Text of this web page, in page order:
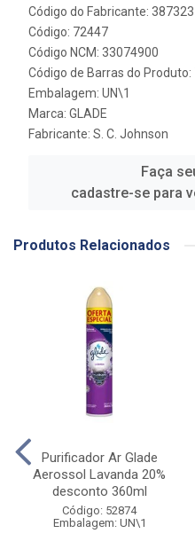
Código do Fabricante: 387323
Código: 72447
Código NCM: 33074900
Código de Barras do
Embalagem: UN\1
Marca: GLADE
Fabricante: S. C. Johnson
Faça
cadastre-se para
Produtos Relacionados
Purificador Ar Glade
Aerossol Lavanda 20%
desconto 360ml
Código: 52874
Embalagem: UN\1